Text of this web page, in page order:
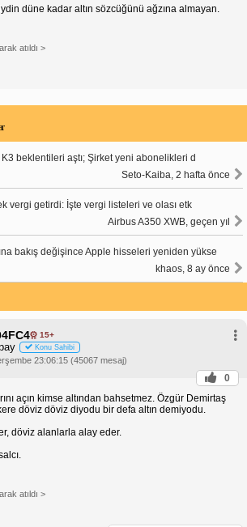
düne kadar altın sözcüğünü ağzına almayan.
atıldı >
beklentileri aştı; Şirket yeni abonelikleri d
Seto-Kaiba, 2 hafta önce
vergi getirdi: İşte vergi listeleri ve olası etk
Airbus A350 XWB, geçen yıl
bakış değişince Apple hisseleri yeniden yükse
khaos, 8 ay önce
15+
Konu Sahibi
23:06:15 (45067 mesaj)
0
açın kimse altından bahsetmez. Özgür Demirtaş
döviz döviz diyodu bir defa altın demiyodu.
döviz alanlarla alay eder.
atıldı >